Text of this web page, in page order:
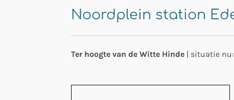
Noordplein station
Ter hoogte van de Witte Hinde | situatie